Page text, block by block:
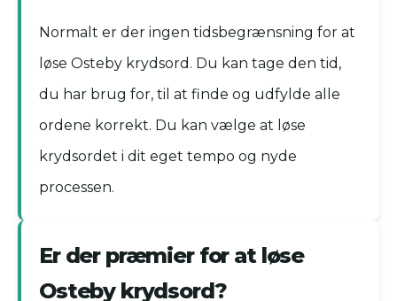
Normalt er der ingen tidsbegrænsning for at
løse Osteby krydsord. Du kan tage den tid,
du har brug for, til at finde og udfylde alle
ordene korrekt. Du kan vælge at løse
krydsordet i dit eget tempo og nyde
processen.
Er der præmier for at løse
Osteby krydsord?